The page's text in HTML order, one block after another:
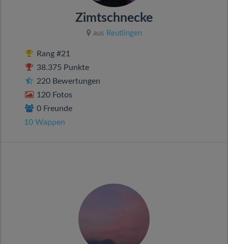
Zimtschnecke
aus Reutlingen
Rang #21
38.375 Punkte
220 Bewertungen
120 Fotos
0 Freunde
10 Wappen